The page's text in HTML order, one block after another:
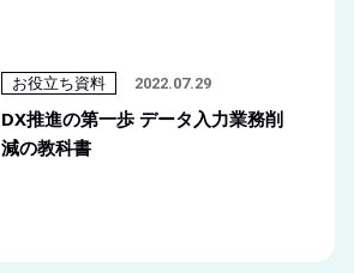
お役立ち資料 2022.07.29
DX推進の第一歩 データ入力業務削
減の教科書